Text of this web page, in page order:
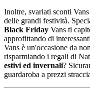
Inoltre, svariati sconti
delle grandi festività.
Black Friday Vans ti
approfittando di
Vans è un'occasione da
risparmiando i regali di
estivi ed invernali?
guardaroba a prezzi